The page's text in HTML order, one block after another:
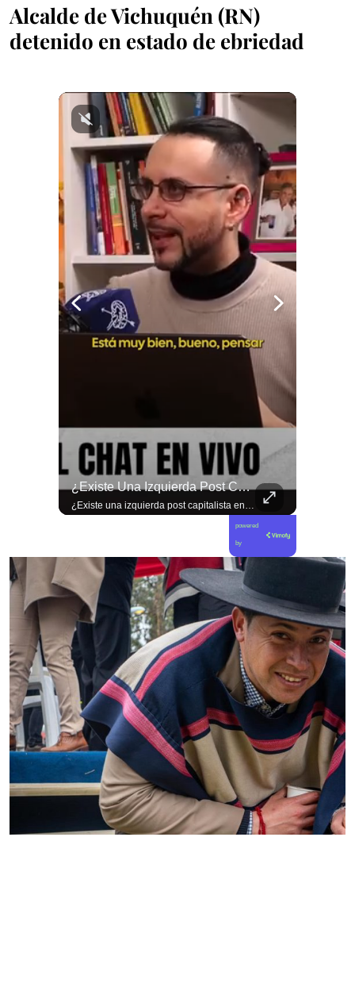
Alcalde de Vichuquén (RN)
detenido en estado de ebriedad
¿Existe Una Izquierda Post Capitalista En Chile?
¿Existe una izquierda post capitalista en Chile? 🤔 Esta semana tuvimos panelazo en Gobierno de Emergencia con @giordanociudadano @jpsanhuezatortella y @naticastilloabogada 🔥
powered
by